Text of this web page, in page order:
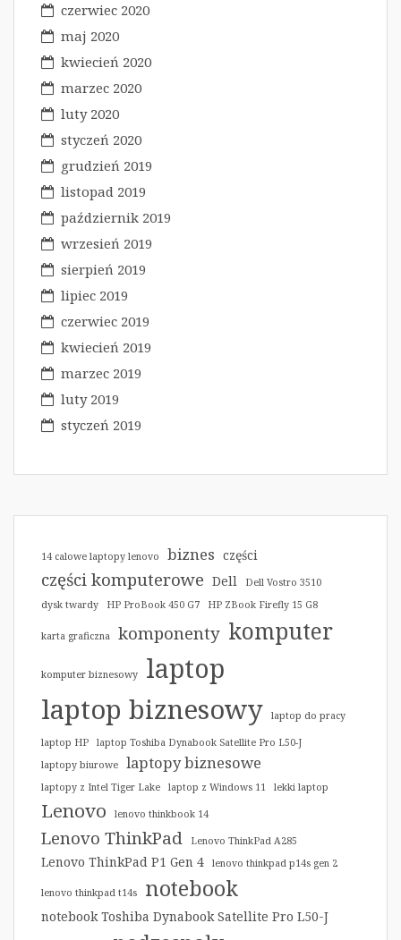
czerwiec 2020
maj 2020
kwiecień 2020
marzec 2020
luty 2020
styczeń 2020
grudzień 2019
listopad 2019
październik 2019
wrzesień 2019
sierpień 2019
lipiec 2019
czerwiec 2019
kwiecień 2019
marzec 2019
luty 2019
styczeń 2019
14 calowe laptopy lenovo biznes części
części komputerowe Dell
Dell Vostro 3510
dysk twardy
HP ProBook 450 G7 HP ZBook Firefly 15 G8
karta graficzna komponenty komputer
komputer biznesowy laptop
laptop biznesowy laptop do pracy
laptop HP
laptop Toshiba Dynabook Satellite Pro L50-J
laptopy biurowe
laptopy biznesowe
laptopy z Intel Tiger Lake laptop z Windows 11 lekki laptop
Lenovo lenovo thinkbook 14
Lenovo ThinkPad Lenovo ThinkPad A285
Lenovo ThinkPad P1 Gen 4 lenovo thinkpad p14s gen 2
lenovo thinkpad t14s notebook
notebook Toshiba Dynabook Satellite Pro L50-J